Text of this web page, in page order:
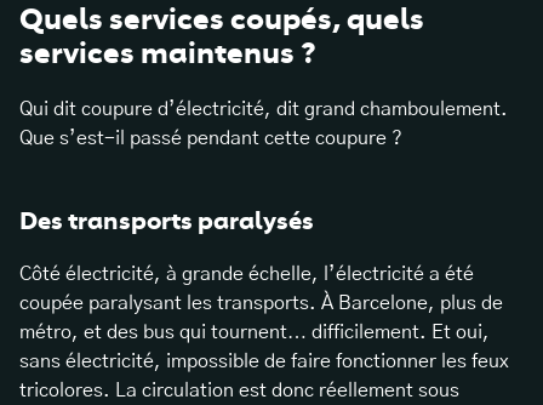
Quels services coupés, quels
services maintenus ?
Qui dit coupure d’électricité, dit grand chamboulement.
Que s’est-il passé pendant cette coupure ?
Des transports paralysés
Côté électricité, à grande échelle, l’électricité a été
coupée paralysant les transports. À Barcelone, plus de
métro, et des bus qui tournent… difficilement. Et oui,
sans électricité, impossible de faire fonctionner les feux
tricolores. La circulation est donc réellement sous